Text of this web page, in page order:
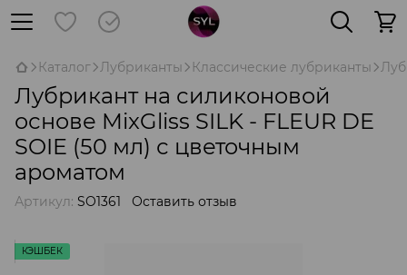
Каталог Лубриканты Классические лубриканты
Лубрикант на силиконовой
основе MixGliss SILK - FLEUR DE
SOIE (50 мл) с цветочным
ароматом
Артикул: SO1361 Оставить отзыв
КЭШБЕК